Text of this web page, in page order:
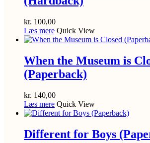
kr. 100,00
Læs mere Quick View
When the Museum is
(Paperback)
kr. 140,00
Læs mere Quick View
Different for Boys